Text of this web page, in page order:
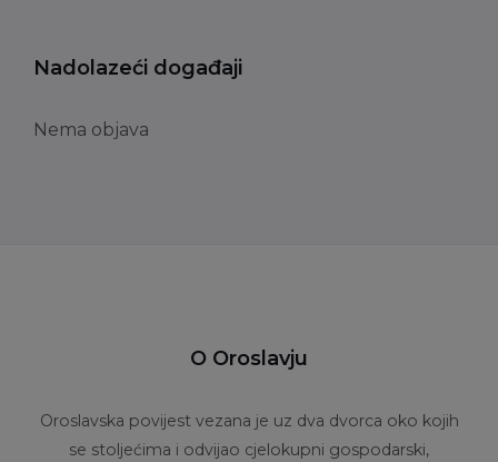
Nadolazeći događaji
Nema objava
O Oroslavju
Oroslavska povijest vezana je uz dva dvorca oko kojih
se stoljećima i odvijao cjelokupni gospodarski,